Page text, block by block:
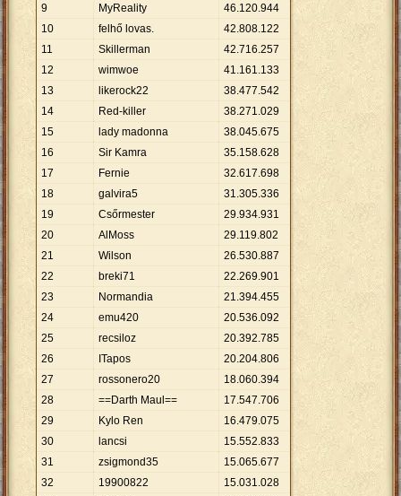
9
MyReality 46.120.944
10
felhő lovas. 42.808.122
11
Skillerman 42.716.257
12
wimwoe 41.161.133
13
likerock22 38.477.542
14
Red-killer 38.271.029
15
lady madonna 38.045.675
16
Sir Kamra 35.158.628
17
Fernie 32.617.698
18
galvira5 31.305.336
19
Csőrmester 29.934.931
20
AlMoss 29.119.802
21
Wilson 26.530.887
22
breki71 22.269.901
23
Normandia 21.394.455
24
emu420 20.536.092
25
recsiloz 20.392.785
26
ITapos 20.204.806
27
rossonero20 18.060.394
28
==Darth Maul== 17.547.706
29
Kylo Ren 16.479.075
30
lancsi 15.552.833
31
zsigmond35 15.065.677
32
19900822 15.031.028